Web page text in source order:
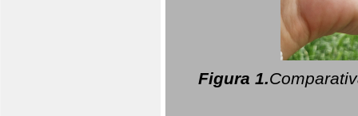
Figura 1.